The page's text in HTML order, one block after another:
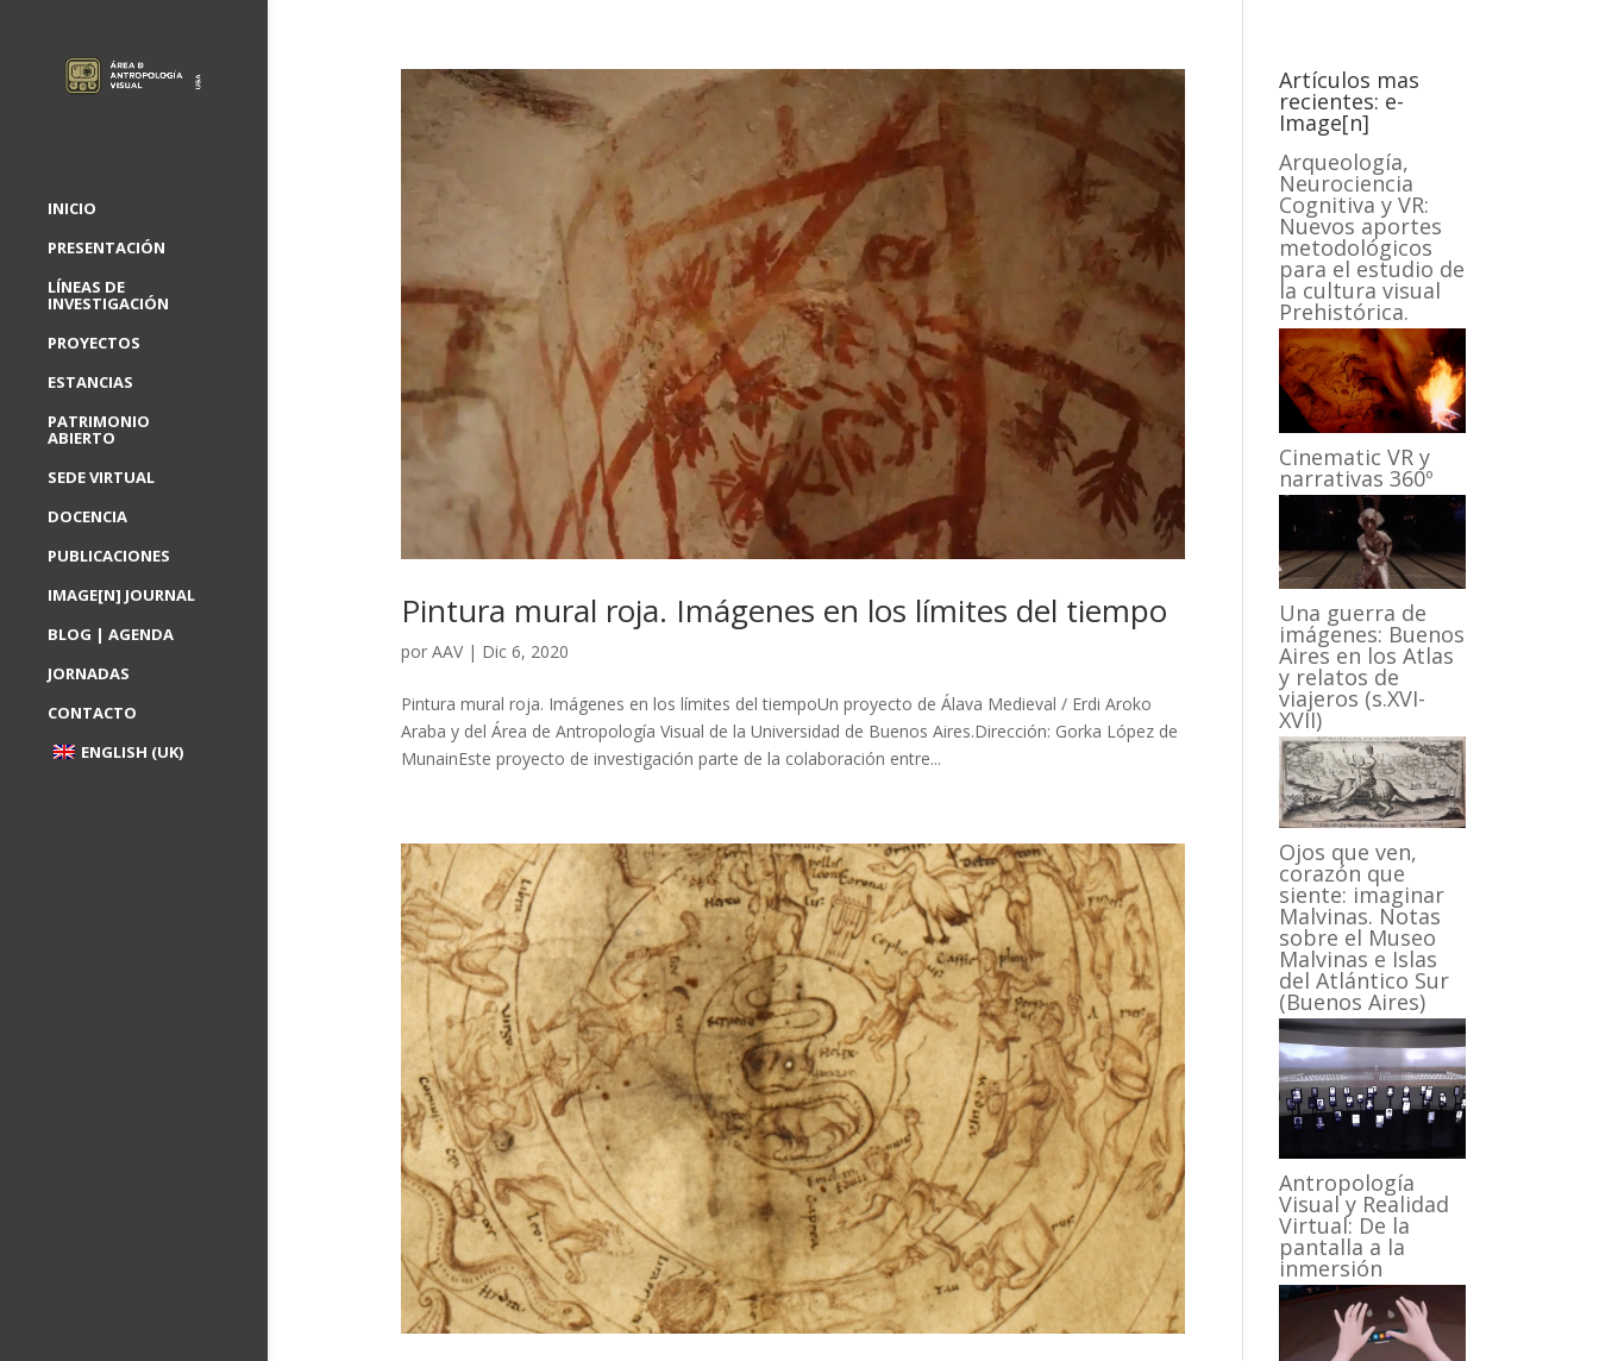
INICIO
PRESENTACIÓN
LÍNEAS DE
INVESTIGACIÓN
PROYECTOS
ESTANCIAS
PATRIMONIO
ABIERTO
SEDE VIRTUAL
DOCENCIA
PUBLICACIONES
IMAGE[N] JOURNAL
BLOG | AGENDA
JORNADAS
CONTACTO
ENGLISH (UK)
Pintura mural roja. Imágenes en los límites del tiempo
por AAV| Dic 6, 2020
Pintura mural roja. Imágenes en los límites del tiempoUn proyecto de Álava Medieval / Erdi Aroko
Araba y del Área de Antropología Visual de la Universidad de Buenos Aires.Dirección: Gorka López de
MunainEste proyecto de investigación parte de la colaboración entre...
Artículos mas
recientes: e-
Image[n]
Arqueología,
Neurociencia
Cognitiva y VR:
Nuevos aportes
metodológicos
para el estudio de
la cultura visual
Prehistórica.
Cinematic VR y
narrativas 360º
Una guerra de
imágenes: Buenos
Aires en los Atlas
y relatos de
viajeros (s.XVI-
XVII)
Ojos que ven,
corazón que
siente: imaginar
Malvinas. Notas
sobre el Museo
Malvinas e Islas
del Atlántico Sur
(Buenos Aires)
Antropología
Visual y Realidad
Virtual: De la
pantalla a la
inmersión